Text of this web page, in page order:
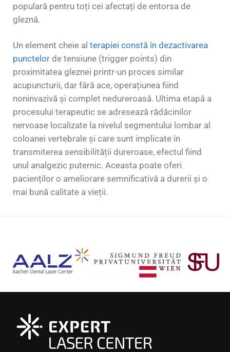
populară pentru toți cei afectați de entorsa de
gleznă.
Un element cheie al terapiei constă în dezactivarea
punctelor de tensiune (trigger points) din
proximitatea gleznei printr-un proces similar
acupuncturii, dar fără ace, operațiunea fiind
noninvazivă și complet nedureroasă. Ultima etapă a
procesului terapeutic se adresează rădăcinilor
nervoase localizate la nivelul segmentului lombar al
coloanei vertebrale și care sunt implicate în
transmiterea sensibilității dureroase, efectul fiind
unul analgezic puternic. Aceasta poate oferi
pacienților o ameliorare semnificativă a durerii și o
mai bună calitate a vieții.